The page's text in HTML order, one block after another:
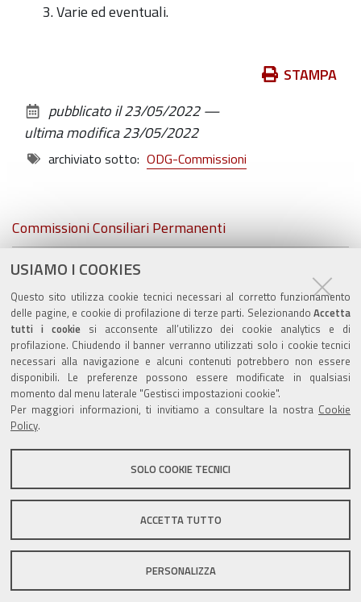
USIAMO I COOKIES
Questo sito utilizza cookie tecnici necessari al corretto funzionamento
delle pagine, e cookie di profilazione di terze parti. Selezionando Accetta
tutti i cookiesi acconsente all’utilizzo dei cookie analytics e di
profilazione. Chiudendo il banner verranno utilizzati solo i cookie tecnici
necessari alla navigazione e alcuni contenuti potrebbero non essere
disponibili. Le preferenze possono essere modificate in qualsiasi
momento dal menu laterale "Gestisci impostazioni cookie".
Per maggiori informazioni, ti invitiamo a consultare la nostra Cookie
Policy.
SOLO COOKIE TECNICI
ACCETTA TUTTO
PERSONALIZZA
Varie ed eventuali.
documento
STAMPA
pubblicato il23/05/2022—
ultima modifica23/05/2022
archiviato sotto: ODG-Commissioni
Navigazione
Commissioni Consiliari Permanenti
Commissione Elettorale comunale
Lavori delle Commissioni
Valuta questo sito
Sito istituzionale Comune di Zola Predosa
DPO|Accessibilità